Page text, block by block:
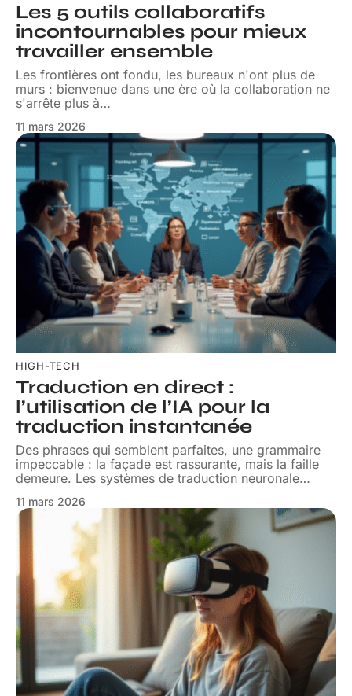
Les 5 outils collaboratifs
incontournables pour mieux
travailler ensemble
Les frontières ont fondu, les bureaux n'ont plus de
murs : bienvenue dans une ère où la collaboration ne
s'arrête plus à…
11 mars 2026
HIGH-TECH
Traduction en direct :
l’utilisation de l’IA pour la
traduction instantanée
Des phrases qui semblent parfaites, une grammaire
impeccable : la façade est rassurante, mais la faille
demeure. Les systèmes de traduction neuronale…
11 mars 2026